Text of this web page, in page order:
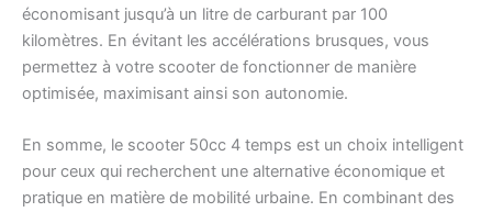
économisant jusqu’à un litre de carburant par 100
kilomètres. En évitant les accélérations brusques, vous
permettez à votre scooter de fonctionner de manière
optimisée, maximisant ainsi son autonomie.
En somme, le scooter 50cc 4 temps est un choix intelligent
pour ceux qui recherchent une alternative économique et
pratique en matière de mobilité urbaine. En combinant des